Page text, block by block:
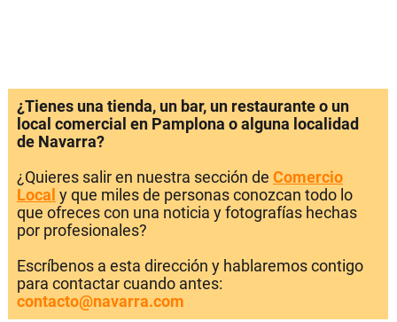
¿Tienes una tienda, un bar, un restaurante o un
local comercial en Pamplona o alguna localidad
de Navarra?
¿Quieres salir en nuestra sección de Comercio
Local y que miles de personas conozcan todo lo
que ofreces con una noticia y fotografías hechas
por profesionales?
Escríbenos a esta dirección y hablaremos contigo
para contactar cuando antes:
contacto@navarra.com